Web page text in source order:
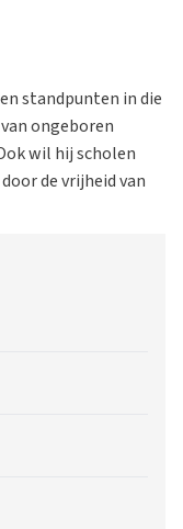
standpunten in die
ongeboren
wil hij scholen
de vrijheid van